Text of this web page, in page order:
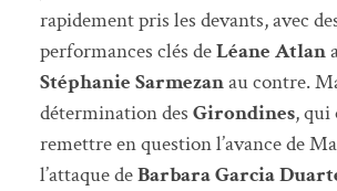
rapidement pris les devants, avec
performances clés deLéane Atlan
Stéphanie Sarmezanau contre.
détermination des Girondines, qui
remettre en question l’avance de
l’attaque deBarbara Garcia